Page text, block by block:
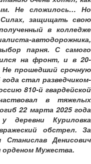
Не сложилось… Но
защищать свою
в колледже
автодорожника,
парня. С самого
на фронт, и в 20-
Не прошедший срочную
стал разведчиком-
810-й гвардейской
в тяжелых
22 марта 2025 года
деревни Куриловка
обстрел. За
Станислав Денисович
орденом Мужества.